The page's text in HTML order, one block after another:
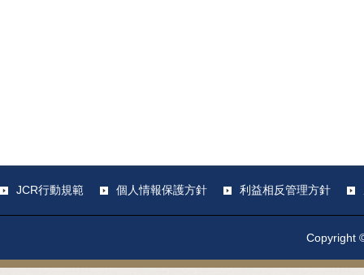
JCR行動規範 個人情報保護方針 利益相反管理方針
Copyright